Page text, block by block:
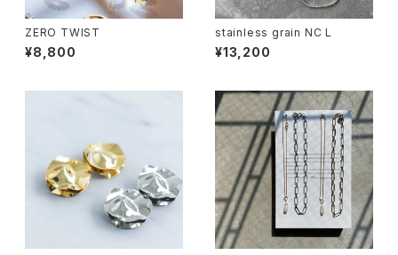
ZERO TWIST
¥8,800
stainless grain NC L
¥13,200